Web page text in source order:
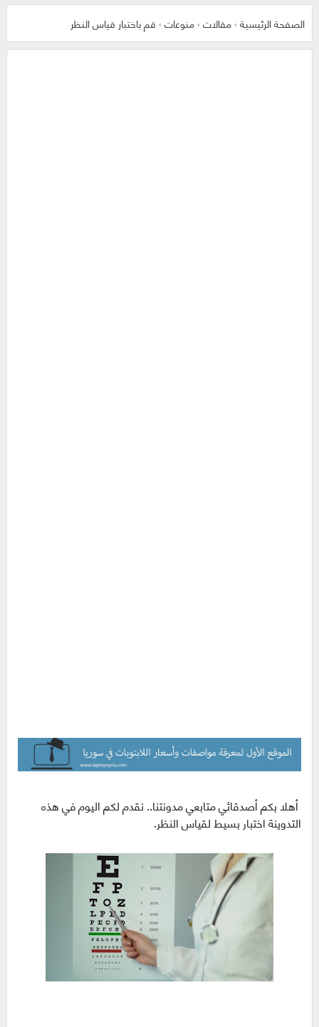
الصفحة الرئيسية›مقالات›منوعات›قم باختبار قياس النظر
أهلا بكم أصدقائي متابعي مدونتنا.. نقدم لكم اليوم في هذه
التدوينة اختبار بسيط لقياس النظر.